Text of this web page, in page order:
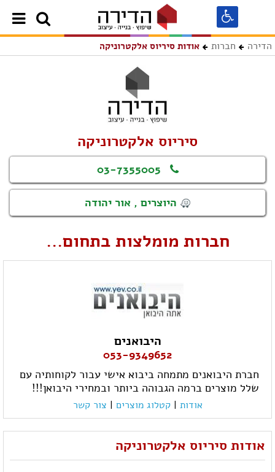
הדירה חברות אודות סיריוס אלקטרוניקה
סיריוס אלקטרוניקה
03-7355005
היוצרים , אור יהודה
חברות מומלצות בתחום...
היבואנים
053-9349652
חברת היבואנים מתמחה ביבוא אישי עבור לקוחותיה עם
שלל מוצרים ברמה הגבוהה ביותר ובמחירי היבואן!!!
אודות | קטלוג מוצרים | צור קשר
אודות סיריוס אלקטרוניקה